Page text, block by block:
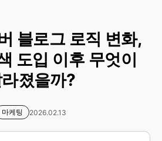
블로그 로직 변화,
도입 이후 무엇이
졌을까?
마케팅 2026.02.13